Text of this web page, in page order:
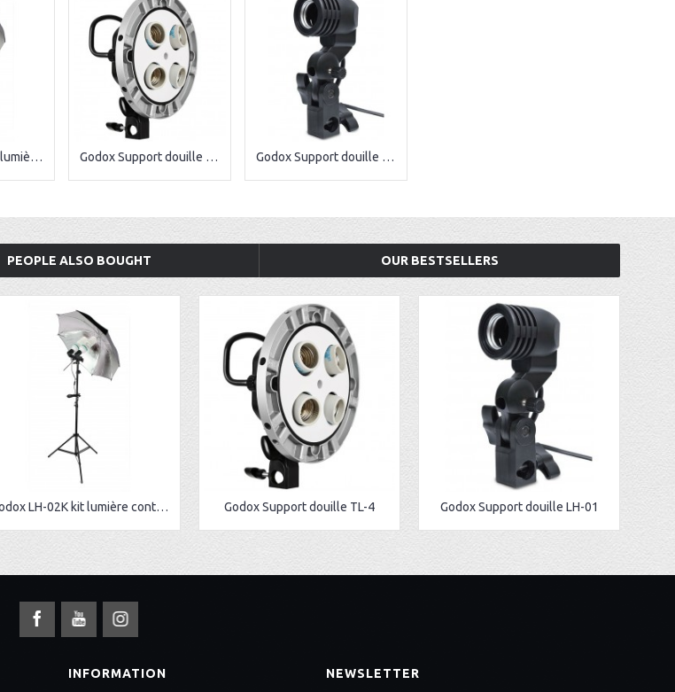
Godox LH-02K kit lumière continue Godox Support douille TL-4 Godox Support douille LH-01
PEOPLE ALSO BOUGHT OUR BESTSELLERS
Godox LH-02K kit lumière continue Godox Support douille TL-4 Godox Support douille LH-01
INFORMATION NEWSLETTER